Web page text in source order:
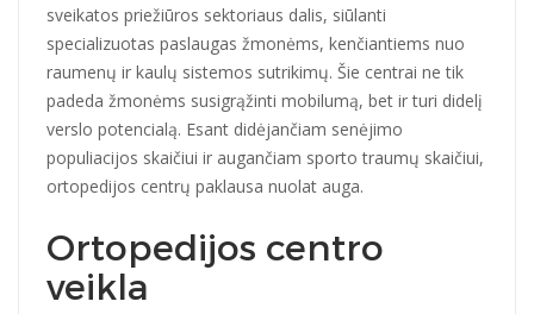
sveikatos priežiūros sektoriaus dalis, siūlanti
specializuotas paslaugas žmonėms, kenčiantiems nuo
raumenų ir kaulų sistemos sutrikimų. Šie centrai ne tik
padeda žmonėms susigrąžinti mobilumą, bet ir turi didelį
verslo potencialą. Esant didėjančiam senėjimo
populiacijos skaičiui ir augančiam sporto traumų skaičiui,
ortopedijos centrų paklausa nuolat auga.
Ortopedijos centro
veikla